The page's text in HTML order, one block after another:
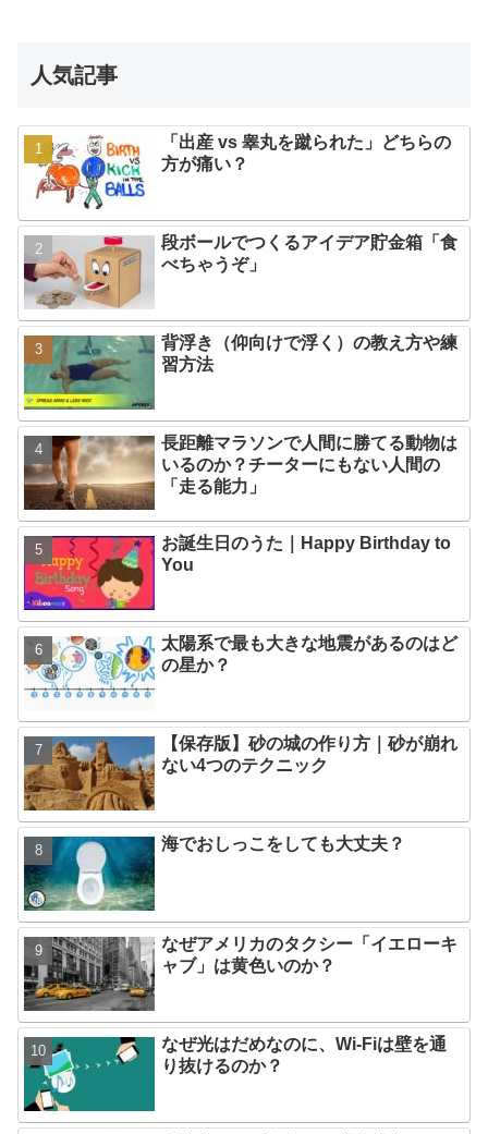
人気記事
「出産 vs 睾丸を蹴られた」どちらの
方が痛い？
段ボールでつくるアイデア貯金箱「食
べちゃうぞ」
背浮き（仰向けで浮く）の教え方や練
習方法
長距離マラソンで人間に勝てる動物は
いるのか？チーターにもない人間の
「走る能力」
お誕生日のうた｜Happy Birthday to
You
太陽系で最も大きな地震があるのはど
の星か？
【保存版】砂の城の作り方｜砂が崩れ
ない4つのテクニック
海でおしっこをしても大丈夫？
なぜアメリカのタクシー「イエローキ
ャブ」は黄色いのか？
なぜ光はだめなのに、Wi-Fiは壁を通
り抜けるのか？